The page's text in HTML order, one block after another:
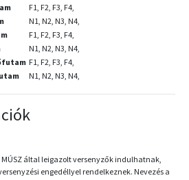
F1, F2, F3, F4,
N1, N2, N3, N4,
F1, F2, F3, F4,
N1, N2, N3, N4,
F1, F2, F3, F4,
N1, N2, N3, N4,
MÚSZ által leigazolt versenyzők indulhatnak,
engedéllyel rendelkeznek. Nevezés a